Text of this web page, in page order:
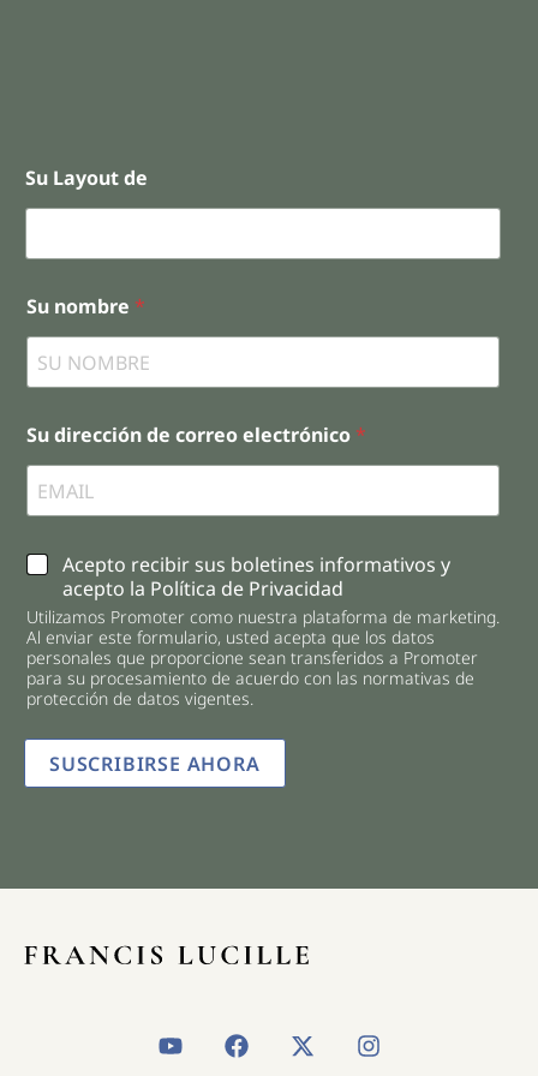
Su Layout de
Su nombre *
Su dirección de correo electrónico *
C
e
c
k
b
o
e
*
Acepto recibir sus boletines informativos y
acepto la Política de Privacidad
Utilizamos Promoter como nuestra plataforma de marketing.
Al enviar este formulario, usted acepta que los datos
personales que proporcione sean transferidos a Promoter
para su procesamiento de acuerdo con las normativas de
protección de datos vigentes.
SUSCRIBIRSE AHORA
Y
o
F
a
X
-
I
n